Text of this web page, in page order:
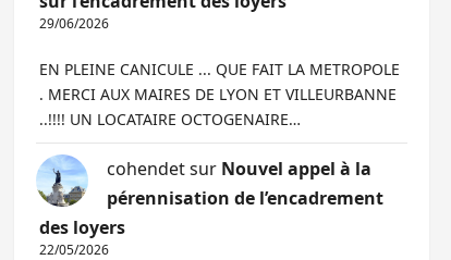
29/06/2026
EN PLEINE CANICULE ... QUE FAIT LA METROPOLE
. MERCI AUX MAIRES DE LYON ET VILLEURBANNE
..!!!! UN LOCATAIRE OCTOGENAIRE…
cohendetsur Nouvel appel à la
pérennisation de l’encadrement
des loyers
22/05/2026